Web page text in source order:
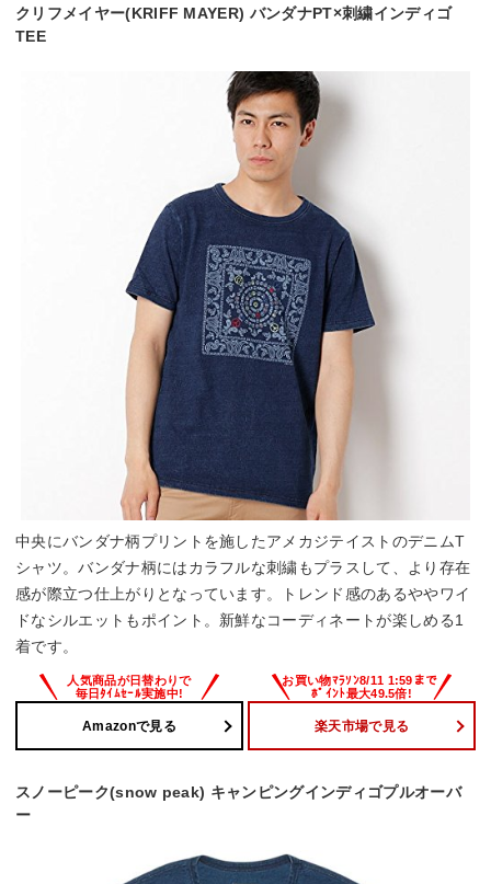
クリフメイヤー(KRIFF MAYER) バンダナPT×刺繍インディゴ
TEE
中央にバンダナ柄プリントを施したアメカジテイストのデニムT
シャツ。バンダナ柄にはカラフルな刺繍もプラスして、より存在
感が際立つ仕上がりとなっています。トレンド感のあるややワイ
ドなシルエットもポイント。新鮮なコーディネートが楽しめる1
着です。
Amazonで見る 楽天市場で見る
スノーピーク(snow peak) キャンピングインディゴプルオーバ
ー